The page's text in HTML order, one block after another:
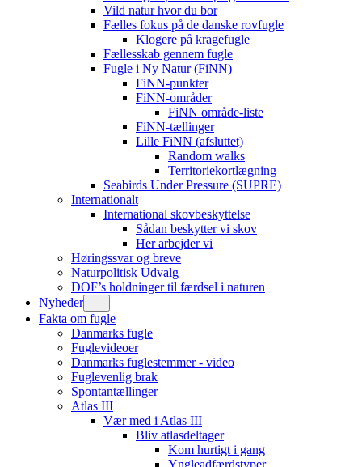
Vild natur hvor du bor
Fælles fokus på de danske rovfugle
Klogere på kragefugle
Fællesskab gennem fugle
Fugle i Ny Natur (FiNN)
FiNN-punkter
FiNN-områder
FiNN område-liste
FiNN-tællinger
Lille FiNN (afsluttet)
Random walks
Territoriekortlægning
Seabirds Under Pressure (SUPRE)
Internationalt
International skovbeskyttelse
Sådan beskytter vi skov
Her arbejder vi
Høringssvar og breve
Naturpolitisk Udvalg
DOF’s holdninger til færdsel i naturen
Nyheder
Fakta om fugle
Danmarks fugle
Fuglevideoer
Danmarks fuglestemmer - video
Fuglevenlig brak
Spontantællinger
Atlas III
Vær med i Atlas III
Bliv atlasdeltager
Kom hurtigt i gang
Yngleadfærdstyper